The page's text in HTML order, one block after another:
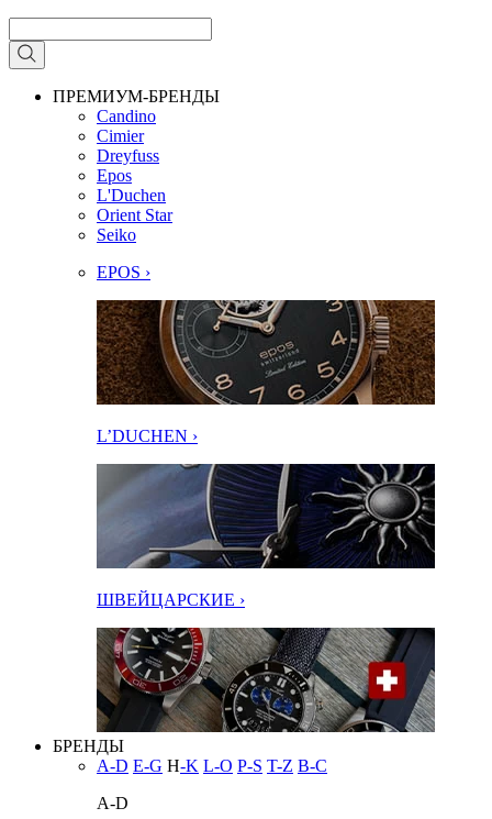
ПРЕМИУМ-БРЕНДЫ
Candino
Cimier
Dreyfuss
Epos
L'Duchen
Orient Star
Seiko
EPOS ›
L’DUCHEN ›
ШВЕЙЦАРСКИЕ ›
БРЕНДЫ
A-D E-G H-K L-O P-S T-Z В-С
A-D